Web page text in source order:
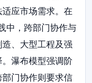
应市场需求。在
中，跨部门协作与
、大型工程及强
瀑布模型强调阶
门协作则要求信